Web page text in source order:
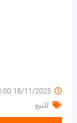
18/11/2025 3:00 مساءً
للبيع